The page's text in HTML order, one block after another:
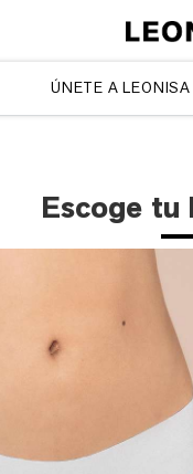
ÚNETE A LEONISA
Escoge tu